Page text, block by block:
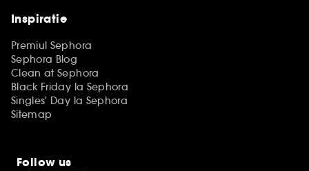
Inspiratie
Premiul Sephora
Sephora Blog
Clean at Sephora
Black Friday la Sephora
Singles' Day la Sephora
Sitemap
Follow us